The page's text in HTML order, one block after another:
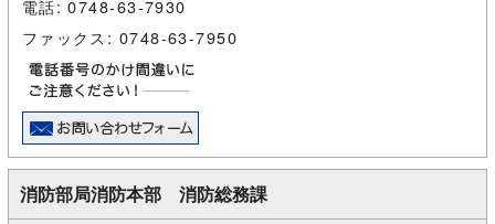
電話: 0748-63-7930
ファックス: 0748-63-7950
消防部局消防本部 消防総務課